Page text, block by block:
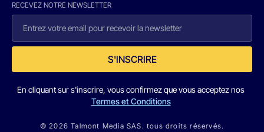
RECEVEZ NOTRE NEWSLETTER
S'INSCRIRE
En cliquant sur s'inscrire, vous confirmez que vous acceptez nos
Termes et Conditions
© 2026 Talmont Media SAS. tous droits réservés.